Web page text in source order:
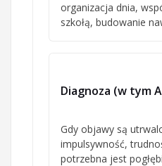
organizacja dnia,
szkołą, budowanie
Diagnoza (w tym
Gdy objawy są
impulsywność,
potrzebna jest